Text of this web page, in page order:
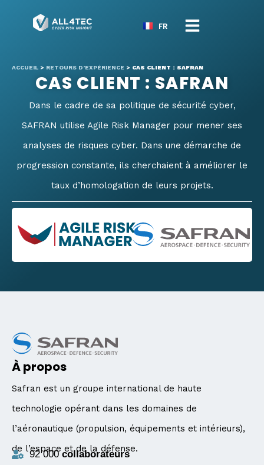
FR
ACCUEIL > RETOURS D’EXPÉRIENCE > CAS CLIENT : SAFRAN
CAS CLIENT : SAFRAN
Dans le cadre de sa politique de sécurité cyber,
SAFRAN utilise Agile Risk Manager pour mener ses
analyses de risques cyber. Dans une démarche de
progression constante, ils cherchaient à améliorer le
taux d’homologation de leurs projets.
À propos
Safran est un groupe international de haute
technologie opérant dans les domaines de
l’aéronautique (propulsion, équipements et intérieurs),
de l’espace et de la défense.
92 000collaborateurs